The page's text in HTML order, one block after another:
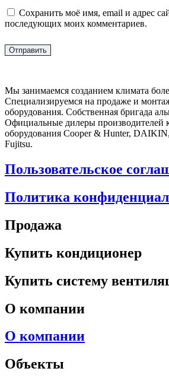
Сохранить моё имя, email и адрес
последующих моих комментариев.
Мы занимаемся созданием климата
Специализируемся на продаже и
оборудования. Собственная бригада
Официальные дилеры производителей
оборудования Cooper & Hunter,
Fujitsu.
Пользовательское
Политика
Продажа
Купить кондиционер
Купить систему
О компании
О компании
Объекты